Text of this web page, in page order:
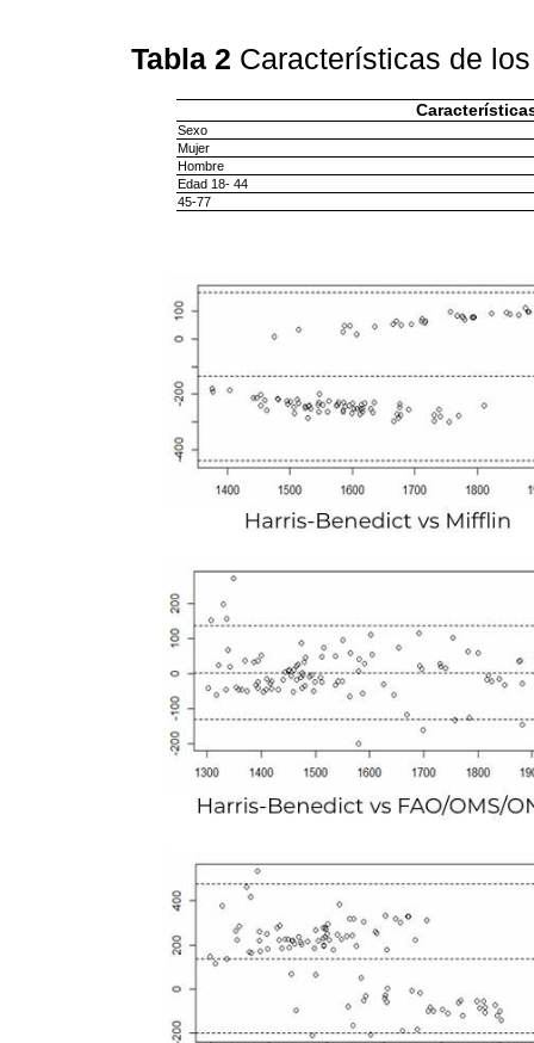
Tabla 2 Características de
Sexo
Mujer
Hombre
Edad 18- 44
45-77